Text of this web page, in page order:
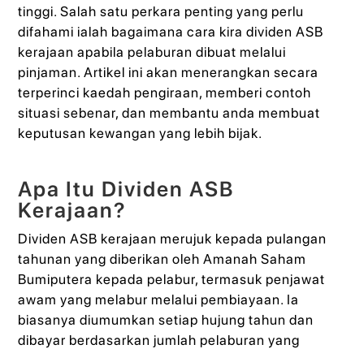
tinggi. Salah satu perkara penting yang perlu
difahami ialah bagaimana cara kira dividen ASB
kerajaan apabila pelaburan dibuat melalui
pinjaman. Artikel ini akan menerangkan secara
terperinci kaedah pengiraan, memberi contoh
situasi sebenar, dan membantu anda membuat
keputusan kewangan yang lebih bijak.
Apa Itu Dividen ASB
Kerajaan?
Dividen ASB kerajaan merujuk kepada pulangan
tahunan yang diberikan oleh Amanah Saham
Bumiputera kepada pelabur, termasuk penjawat
awam yang melabur melalui pembiayaan. Ia
biasanya diumumkan setiap hujung tahun dan
dibayar berdasarkan jumlah pelaburan yang